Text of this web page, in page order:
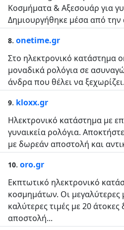
Κοσμήματα & Αξεσουάρ για
Δημιουργήθηκε μέσα από την
8. onetime.gr
Στο ηλεκτρονικό κατάστημα
μοναδικά ρολόγια σε
άνδρα που θέλει να
9. kloxx.gr
Ηλεκτρονικό κατάστημα με
γυναικεία ρολόγια.
με δωρεάν αποστολή και
10. oro.gr
Εκπτωτικό ηλεκτρονικό
κοσμημάτων. Οι μεγαλύτερες
καλύτερες τιμές με 20
αποστολή...